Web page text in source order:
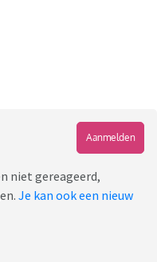
Aanmelden
niet gereageerd,
Je kan ook een nieuw